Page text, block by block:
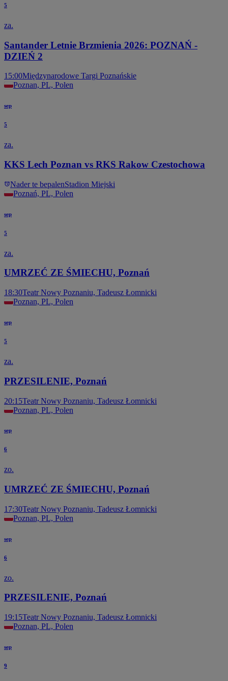
5
za.
Santander Letnie Brzmienia 2026: POZNAŃ -
DZIEŃ 2
15:00Międzynarodowe Targi Poznańskie
Poznan, PL, Polen
sep
5
za.
KKS Lech Poznan vs RKS Rakow Czestochowa
Nader te bepalenStadion Miejski
Poznań, PL, Polen
sep
5
za.
UMRZEĆ ZE ŚMIECHU, Poznań
18:30Teatr Nowy Poznaniu, Tadeusz Łomnicki
Poznan, PL, Polen
sep
5
za.
PRZESILENIE, Poznań
20:15Teatr Nowy Poznaniu, Tadeusz Łomnicki
Poznan, PL, Polen
sep
6
zo.
UMRZEĆ ZE ŚMIECHU, Poznań
17:30Teatr Nowy Poznaniu, Tadeusz Łomnicki
Poznan, PL, Polen
sep
6
zo.
PRZESILENIE, Poznań
19:15Teatr Nowy Poznaniu, Tadeusz Łomnicki
Poznan, PL, Polen
sep
9